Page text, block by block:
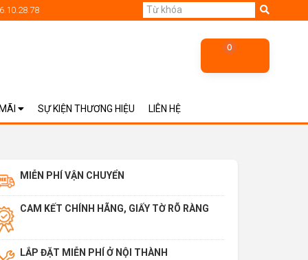
SỰ KIỆN THƯƠNG HIỆU LIÊN HỆ
MIỄN PHÍ VẬN CHUYỂN
CAM KẾT CHÍNH HÃNG, GIẤY TỜ RÕ RÀNG
LẮP ĐẶT MIỄN PHÍ Ở NỘI THÀNH
0